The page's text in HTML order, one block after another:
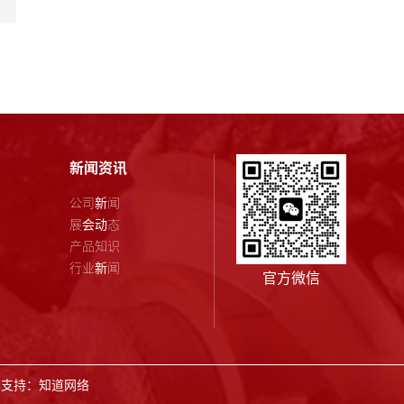
新闻资讯
公司新闻
展会动态
产品知识
行业新闻
官方微信
持： 知道网络